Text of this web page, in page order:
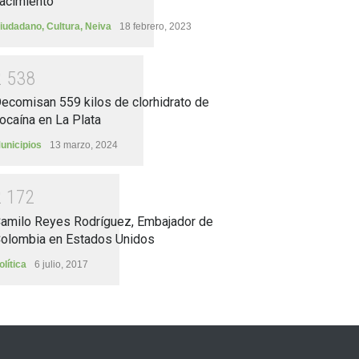
, Cultura, Neiva 18 febrero, 2023
538
559 kilos de clorhidrato de
en La Plata
13 marzo, 2024
1 72
Reyes Rodríguez, Embajador de
en Estados Unidos
6 julio, 2017